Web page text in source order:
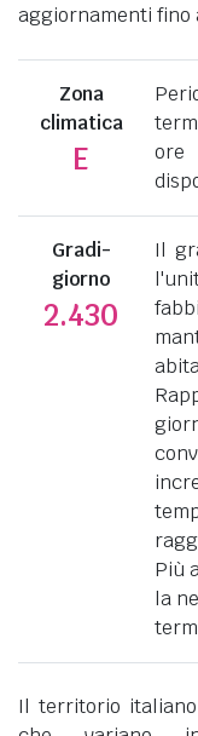
aggiornamenti fino
Zona
climatica
E
ore
Gradi-
giorno
2.430
Il
Più
la
Il territorio